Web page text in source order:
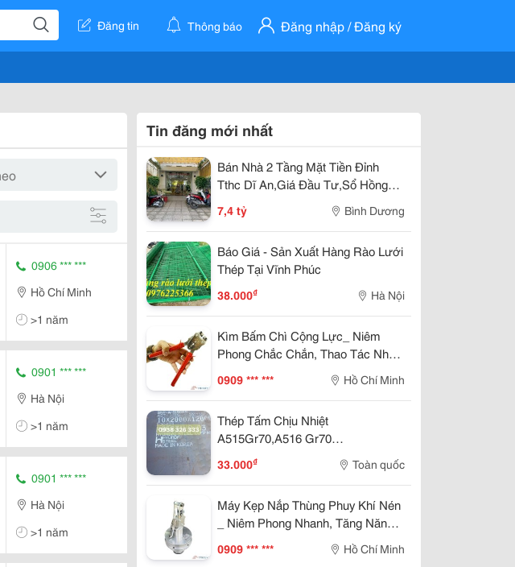
Đăng tin Thông báo Đăng nhập / Đăng ký
0906 *** ***
Hồ Chí Minh
>1 năm
0901 *** ***
Hà Nội
>1 năm
0901 *** ***
Hà Nội
>1 năm
Tin đăng mới nhất
Bán Nhà 2 Tầng Mặt Tiền Đỉnh
Tthc Dĩ An,Giá Đầu Tư,Sổ Hồng
7,4 tỷ Bình Dương
Báo Giá - Sản Xuất Hàng Rào Lưới
Thép Tại Vĩnh Phúc
38.000₫ Hà Nội
Kìm Bấm Chì Cộng Lực_ Niêm
Phong Chắc Chắn, Thao Tác Nhẹ
0909 *** *** Hồ Chí Minh
Thép Tấm Chịu Nhiệt
A515Gr70,A516 Gr70
10Ly,12Ly,14Ly,16Ly,18Ly,20Ly
33.000₫ Toàn quốc
Máy Kẹp Nắp Thùng Phuy Khí Nén
_ Niêm Phong Nhanh, Tăng Năng
0909 *** *** Hồ Chí Minh